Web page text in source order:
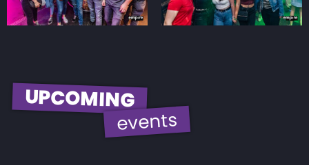
UPCOMING
events